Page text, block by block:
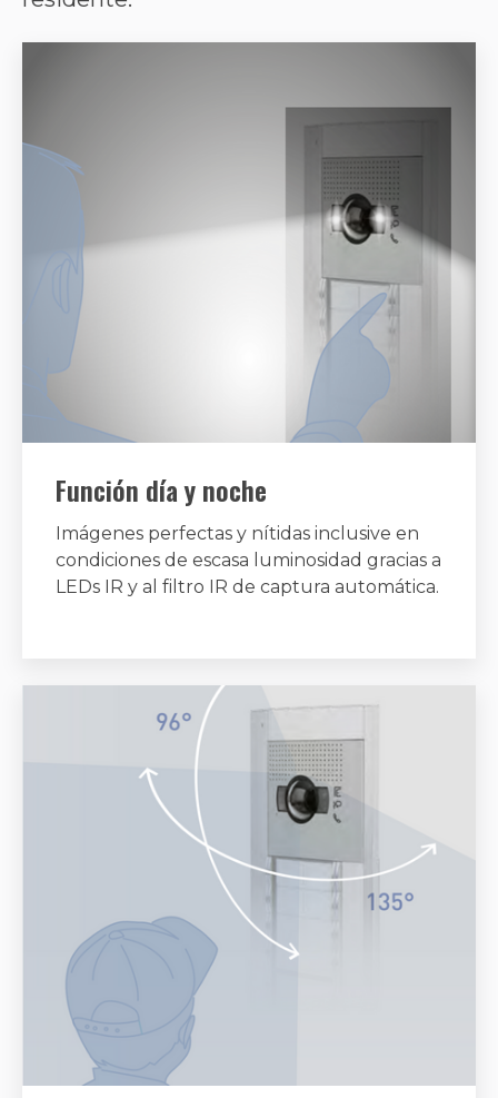
Función día y noche
Imágenes perfectas y nítidas inclusive en
condiciones de escasa luminosidad gracias a
LEDs IR y al filtro IR de captura automática.